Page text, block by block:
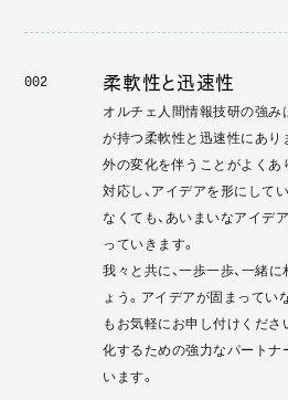
002
柔軟性と迅速性
オルチェ人間情報技研の強み
が持つ柔軟性と迅速性にあり
外の変化を伴うことがよくあ
対応し、アイデアを形にして
なくても、あいまいなアイデ
っていきます。
我々と共に、一歩一歩、一緒
ょう。アイデアが固まってい
もお気軽にお申し付けくださ
化するための強力なパートナ
います。